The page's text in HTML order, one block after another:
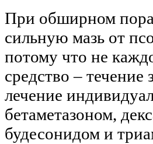
При обширном
сильную мазь от
потому что не
средство – течение
лечение
бетаметазоном,
будесонидом и